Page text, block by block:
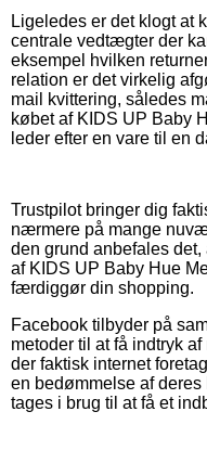
Ligeledes er det klogt at
centrale vedtægter der
eksempel hvilken
relation er det virkelig
mail kvittering, således
købet af KIDS UP Baby
leder efter en vare til en
Trustpilot bringer dig
nærmere på mange
den grund anbefales
af KIDS UP Baby Hue
færdiggør din shopping.
Facebook tilbyder på
metoder til at få indtryk
der faktisk internet
en bedømmelse af
tages i brug til at få et